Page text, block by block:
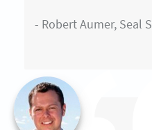
- Robert Aumer, Seal